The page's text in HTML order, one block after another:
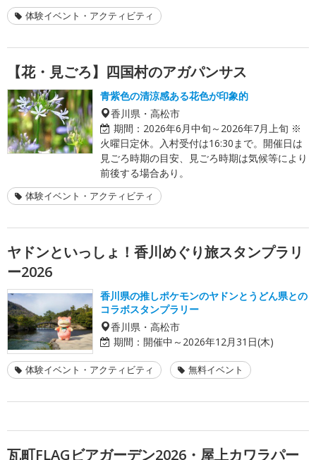
体験イベント・アクティビティ
【花・見ごろ】四国村のアガパンサス
青紫色の清涼感ある花色が印象的
香川県・高松市
期間： 2026年6月中旬～2026年7月上旬 ※
火曜日定休。入村受付は16:30まで。開催日は
見ごろ時期の目安、見ごろ時期は気候等により
前後する場合あり。
体験イベント・アクティビティ
ヤドンといっしょ！香川めぐり旅スタンプラリ
ー2026
香川県の推しポケモンのヤドンとうどん県との
コラボスタンプラリー
香川県・高松市
期間： 開催中～2026年12月31日(木)
体験イベント・アクティビティ 無料イベント
瓦町FLAGビアガーデン2026・屋上カワラパー